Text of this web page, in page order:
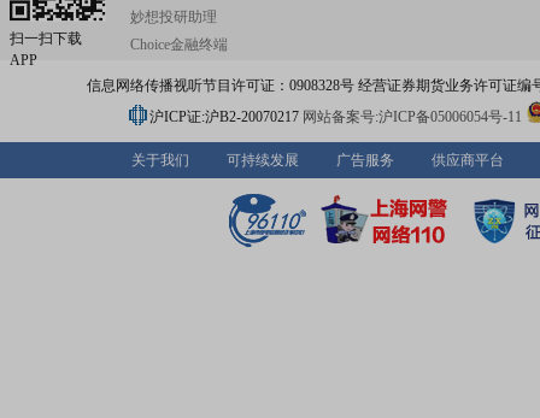
扫一扫下载
APP
妙想投研助理
Choice金融终端
信息网络传播视听节目许可证：0908328号 经营证券期货业务许可证编
沪ICP证:沪B2-20070217 网站备案号:沪ICP备05006054号-11
关于我们 可持续发展 广告服务 供应商平台